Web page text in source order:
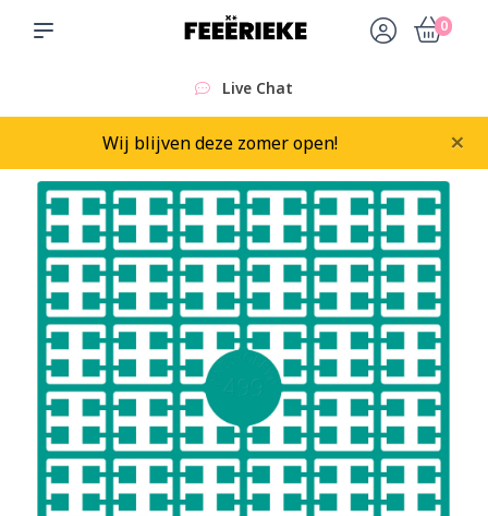
0
Live Chat
Wij blijven deze zomer open! ×